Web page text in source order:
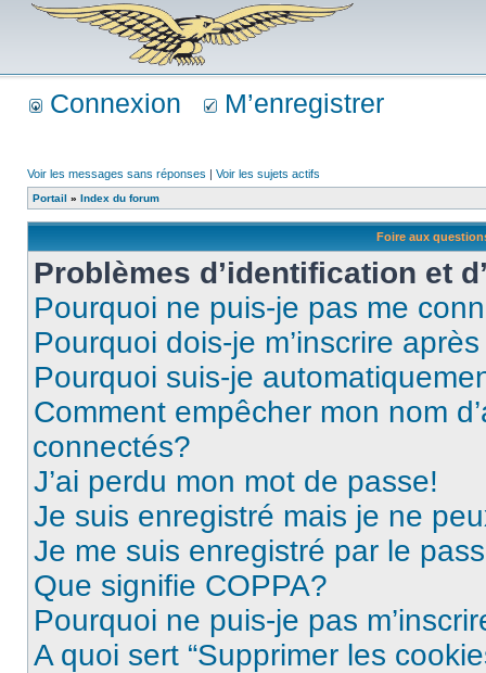
Connexion M’enregistrer
Voir les messages sans réponses | Voir les sujets actifs
Portail » Index du forum
Foire aux
Problèmes d’identification et
Pourquoi ne puis-je pas me
Pourquoi dois-je m’inscrire
Pourquoi suis-je
Comment empêcher mon nom
connectés?
J’ai perdu mon mot de passe!
Je suis enregistré mais je ne
Je me suis enregistré par le
Que signifie COPPA?
Pourquoi ne puis-je pas
A quoi sert “Supprimer les